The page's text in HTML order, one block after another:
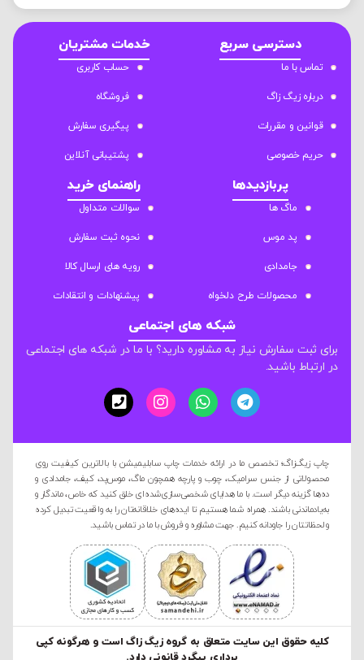
دسترسی سریع
تماس با ما
درباره زیگ زاگ
قوانین و مقررات
حریم خصوصی
خدمات مشتریان
حساب کاربری
فروشگاه
پیگیری سفارش
پشتیبانی آنلاین
پربازدیدها
ماگ ها
پد موس
جامدادی
محصولات طرح دلخواه
راهنمای خرید
سوالات متداول
نحوه ثبت سفارش
رویه های ارسال کالا
پیشنهادات و انتقادات
شبکه های اجتماعی
برای ثبت سفارش نیاز به مشاوره دارید؟ با ما در شبکه های اجتماعی
در ارتباط باشید.
چاپ زیگ‌زاگ؛ تخصص ما در ارائه خدمات چاپ سابلیمیشن با بالاترین کیفیت روی
محصولاتی از جنس سرامیک، چوب و پارچه همچون ماگ، موس‌پد، کیف، جامدادی و
ده‌ها گزینه دیگر است. با ما هدایای شخصی‌سازی‌شده‌ای خلق کنید که خاص، ماندگار و
به‌یادماندنی باشند. همراه شما هستیم تا ایده‌های خلاقانه‌تان را به واقعیت تبدیل کرده
و لحظاتتان را جاودانه کنیم. جهت مشاوره و فروش با ما در تماس باشید.
کليه حقوق این سایت متعلق به گروه زیگ زاگ است و هرگونه کپی